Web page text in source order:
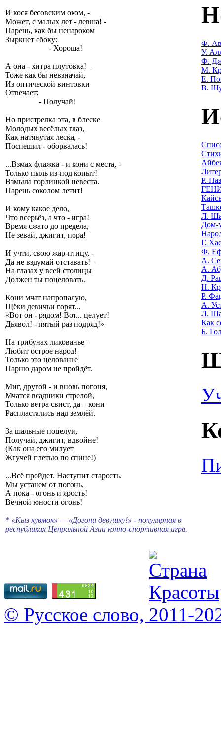
И кося бесовским оком, -
Может, с малых лет - левша! -
Парень, как бы ненароком
Зыркнет сбоку:
- Хороша!
А она - хитра плутовка! –
Тоже как бы невзначай,
Из оптической винтовки
Отвечает:
- Получай!
Но пристрелка эта, в блеске
Молодых весёлых глаз,
Как натянутая леска, -
Поспешил - оборвалась!
...Взмах флажка - и кони с места, -
Только пыль из-под копыт!
Взмыла горлинкой невеста.
Парень соколом летит!
И кому какое дело,
Что всерьёз, а что - игра!
Время сжато до предела,
Не зевай, джигит, пора!
И учти, свою жар-птицу, -
Да не вздумай отставать! –
На глазах у всей столицы
Должен ты поцеловать.
Кони мчат напропалую,
Щёки девичьи горят...
«Вот он - рядом! Вот... целует!
Дьявол! - пятый раз подряд!»
На трибунах ликованье –
Любит острое народ!
Только это целованье
Парню даром не пройдёт.
Миг, другой - и вновь погоня,
Мчатся всадники стрелой,
Только ветра свист, да – кони
Распластались над землёй.
За шальные поцелуи,
Получай, джигит, вдвойне!
(Как она его милует
Жгучей плетью по спине!)
...Всё пройдет. Наступит старость.
Мы устанем от погонь,
А пока - огонь и ярость!
Вечной юности огонь!
* «Кыз кувмок» — «Догони девушку!» - популярная в
республиках Ценральной Азии конно-спортивная игра.
Ф.
У.
Ф.
М.
Е.
В.
Р.
Л.
Дом-
Г.
Ф.
А.
А.
Д.
Н.
Р.
А.
Л.
Как
Б.
© Русское слово, 2011-